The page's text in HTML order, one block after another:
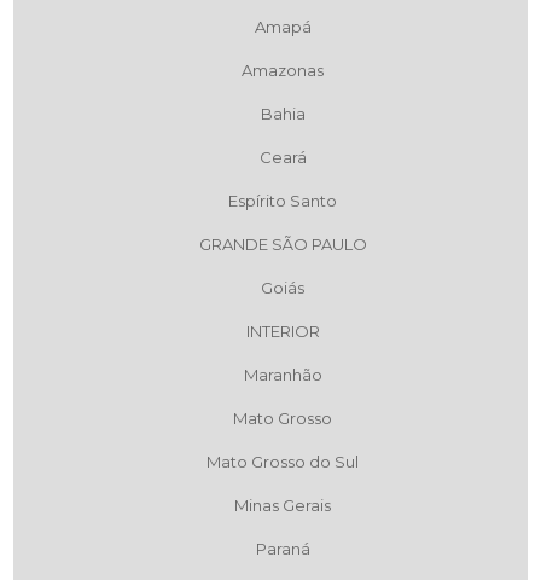
Amapá
Amazonas
Bahia
Ceará
Espírito Santo
GRANDE SÃO PAULO
Goiás
INTERIOR
Maranhão
Mato Grosso
Mato Grosso do Sul
Minas Gerais
Paraná